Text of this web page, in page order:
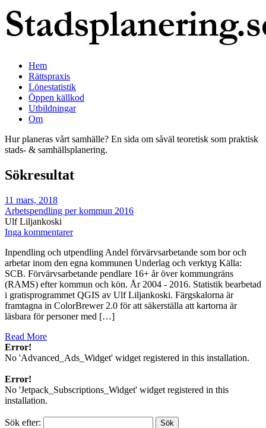
Hem
Rättspraxis
Lönestatistik
Öppen källkod
Utbildningar
Om
Hur planeras vårt samhälle? En sida om såväl teoretisk som praktisk
stads- & samhällsplanering.
Sökresultat
11 mars, 2018
Arbetspendling per kommun 2016
Ulf Liljankoski
Inga kommentarer
Inpendling och utpendling Andel förvärvsarbetande som bor och
arbetar inom den egna kommunen Underlag och verktyg Källa:
SCB. Förvärvsarbetande pendlare 16+ år över kommungräns
(RAMS) efter kommun och kön. År 2004 - 2016. Statistik bearbetad
i gratisprogrammet QGIS av Ulf Liljankoski. Färgskalorna är
framtagna in ColorBrewer 2.0 för att säkerställa att kartorna är
läsbara för personer med […]
Read More
Error!
No 'Advanced_Ads_Widget' widget registered in this installation.
Error!
No 'Jetpack_Subscriptions_Widget' widget registered in this
installation.
Sök efter: